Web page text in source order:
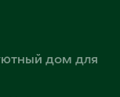
дом для